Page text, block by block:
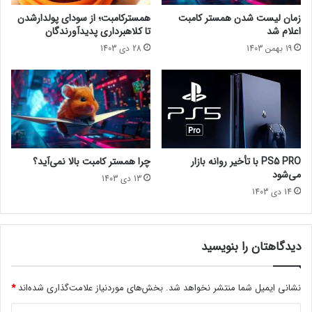
چرا ماینکرفت موبایل بهتر از ورژن پی‌سی این بازی است؟
تماشا از یوتیوب lastech پلاس
مجله خبری lastech
جان کنستانتیندی سی
ر
ف
ی
ش
د
ل
د
ب
ا
ک
ر
ی
س
ر
ت
ع
ب
ا
ف
زمان لیست شدن همستر کامبت
اعلام شد
19 بهمن 1403
همسترکامبت؛ از سودای پولدارشدن
تا کلاهبرداری پدیدآورندگان
28 دی 1403
PS5 PRO با تأخیر روانه بازار
می‌شود
14 دی 1403
چرا همستر کامبت بالا نمی‌آید؟
13 دی 1403
دیدگاهتان را بنویسید
نشانی ایمیل شما منتشر نخواهد شد. بخش‌های موردنیاز علامت‌گذاری شده‌اند*